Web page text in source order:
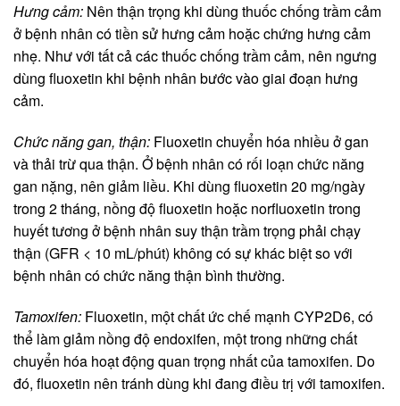
Hưng cảm: Nên thận trọng khi dùng thuốc chống trầm cảm
ở bệnh nhân có tiền sử hưng cảm hoặc chứng hưng cảm
nhẹ. Như với tất cả các thuốc chống trầm cảm, nên ngưng
dùng fluoxetin khi bệnh nhân bước vào giai đoạn hưng
cảm.
Chức năng gan, thận: Fluoxetin chuyển hóa nhiều ở gan
và thải trừ qua thận. Ở bệnh nhân có rối loạn chức năng
gan nặng, nên giảm liều. Khi dùng fluoxetin 20 mg/ngày
trong 2 tháng, nồng độ fluoxetin hoặc norfluoxetin trong
huyết tương ở bệnh nhân suy thận trầm trọng phải chạy
thận (GFR < 10 mL/phút) không có sự khác biệt so với
bệnh nhân có chức năng thận bình thường.
Tamoxifen: Fluoxetin, một chất ức chế mạnh CYP2D6, có
thể làm giảm nồng độ endoxifen, một trong những chất
chuyển hóa hoạt động quan trọng nhất của tamoxifen. Do
đó, fluoxetin nên tránh dùng khi đang điều trị với tamoxifen.